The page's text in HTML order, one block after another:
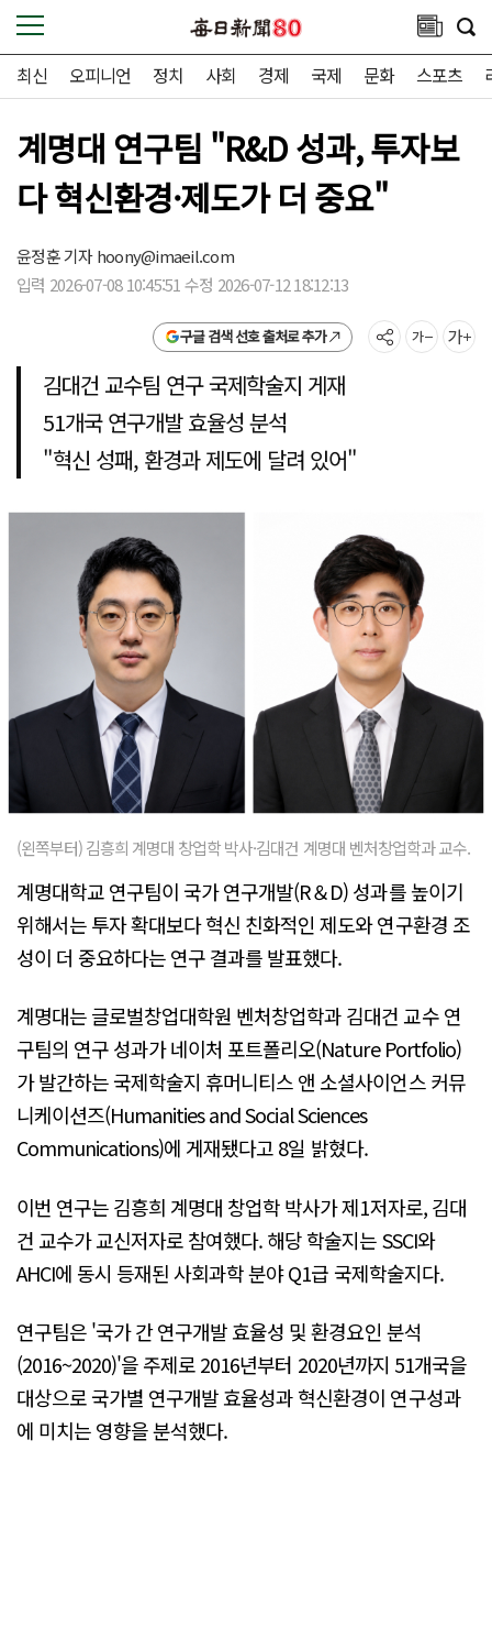
최신 오피니언 정치 사회 경제 국제 문화 스포츠
계명대 연구팀 "R&D 성과, 투자보
다 혁신환경·제도가 더 중요"
윤정훈 기자hoony@imaeil.com
입력 2026-07-08 10:45:51 수정 2026-07-12 18:12:13
구글 검색 선호 출처로 추가
김대건 교수팀 연구 국제학술지 게재
51개국 연구개발 효율성 분석
"혁신 성패, 환경과 제도에 달려 있어"
(왼쪽부터) 김흥희 계명대 창업학 박사·김대건 계명대 벤처창업학과 교수.
계명대학교 연구팀이 국가 연구개발(R＆D) 성과를 높이기
위해서는 투자 확대보다 혁신 친화적인 제도와 연구환경 조
성이 더 중요하다는 연구 결과를 발표했다.
계명대는 글로벌창업대학원 벤처창업학과 김대건 교수 연
구팀의 연구 성과가 네이처 포트폴리오(Nature Portfolio)
가 발간하는 국제학술지 휴머니티스 앤 소셜사이언스 커뮤
니케이션즈(Humanities and Social Sciences
Communications)에 게재됐다고 8일 밝혔다.
이번 연구는 김흥희 계명대 창업학 박사가 제1저자로, 김대
건 교수가 교신저자로 참여했다. 해당 학술지는 SSCI와
AHCI에 동시 등재된 사회과학 분야 Q1급 국제학술지다.
연구팀은 '국가 간 연구개발 효율성 및 환경요인 분석
(2016~2020)'을 주제로 2016년부터 2020년까지 51개국을
대상으로 국가별 연구개발 효율성과 혁신환경이 연구성과
에 미치는 영향을 분석했다.